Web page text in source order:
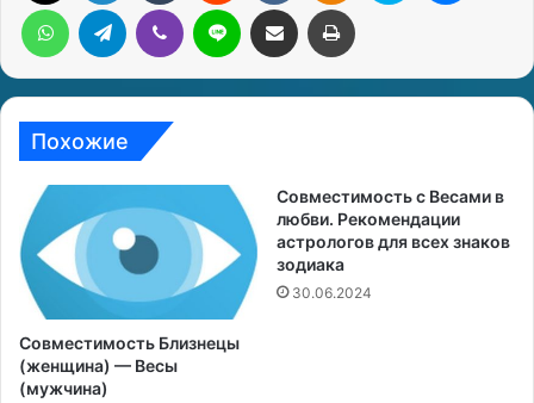
Похожие
Совместимость Близнецы
(женщина) — Весы
(мужчина)
Совместимость с Весами в
любви. Рекомендации
астрологов для всех знаков
зодиака
30.06.2024